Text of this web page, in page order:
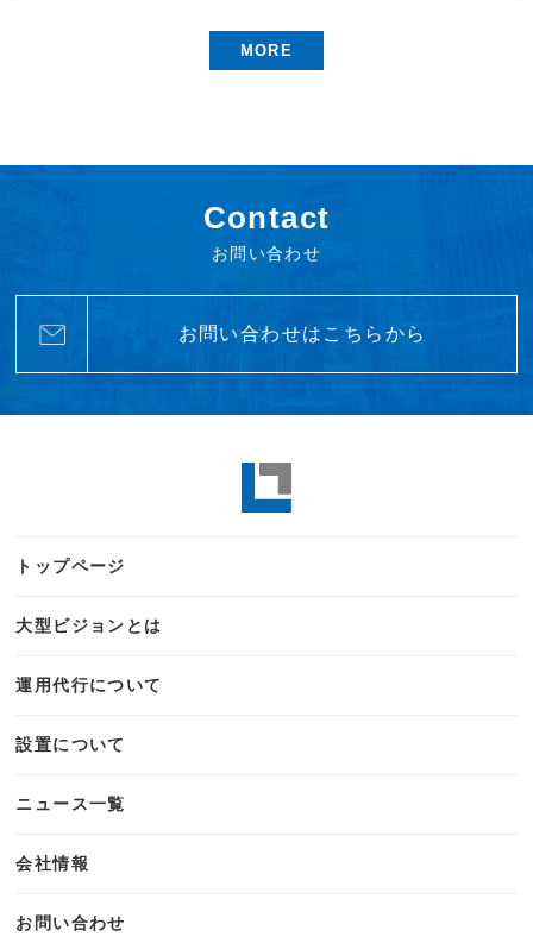
MORE
Contact
お問い合わせ
お問い合わせはこちらから
トップページ
大型ビジョンとは
運用代行について
設置について
ニュース一覧
会社情報
お問い合わせ